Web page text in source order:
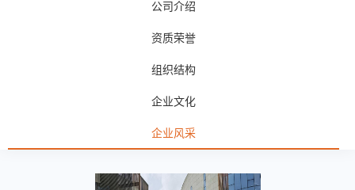
公司介绍
资质荣誉
组织结构
企业文化
企业风采